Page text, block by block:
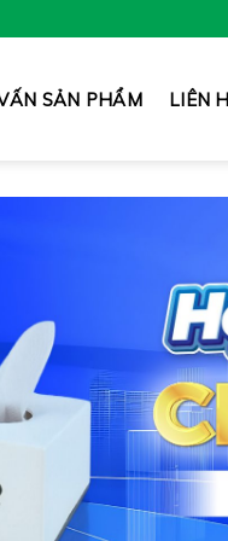
SẢN PHẨM LIÊN